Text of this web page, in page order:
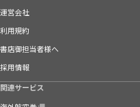
運営会社
利用規約
書店御担当者様へ
採用情報
関連サービス